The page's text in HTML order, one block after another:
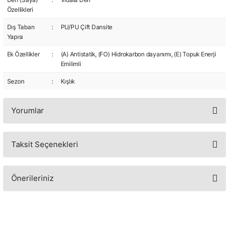
Özellikleri
Dış Taban
Yapısı
: PU/PU Çift Dansite
Ek Özellikler :
(A) Antistatik, (FO) Hidrokarbon dayanımı, (E) Topuk Enerji
Emilimli
Sezon : Kışlık
Yorumlar
Taksit Seçenekleri
Önerileriniz